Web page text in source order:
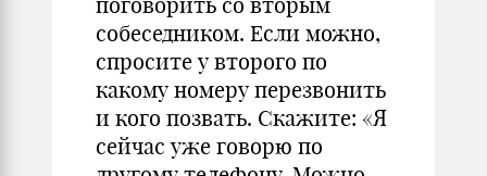
собеседником. Если можно,
спросите у второго по
какому номеру перезвонить
и кого позвать. Скажите: «Я
сейчас уже говорю по